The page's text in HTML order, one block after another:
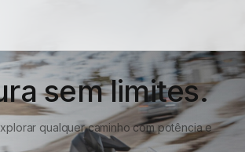
sem limites.
qualquer caminho com potência e